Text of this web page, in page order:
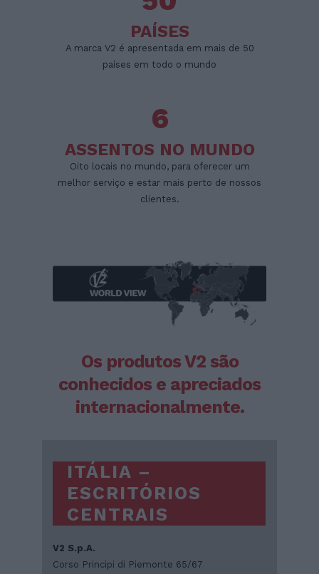
PAÍSES
A marca V2 é apresentada em mais de 50
países em todo o mundo
6
ASSENTOS NO MUNDO
Oito locais no mundo, para oferecer um
melhor serviço e estar mais perto de nossos
clientes.
Os produtos V2 são
conhecidos e apreciados
internacionalmente.
ITÁLIA –
ESCRITÓRIOS
CENTRAIS
V2 S.p.A.
Corso Principi di Piemonte 65/67